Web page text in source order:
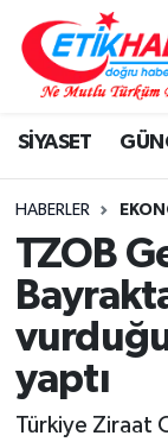
SİYASET
HABERLER
TZOB
yaptı
Türkiye Ziraat
BİLİM-
DIŞ
DÜNYA
EĞİTİM
EKONOMİ
KÖŞE
Nöbetçi
Hava
İstanbul
Trafik
Süper Lig
Tüm